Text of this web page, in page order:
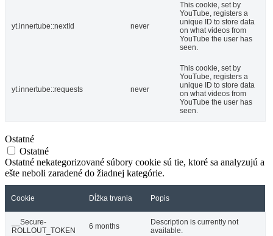
yt.innertube::nextId never
This cookie, set by
YouTube, registers a
unique ID to store data
on what videos from
YouTube the user has
seen.
yt.innertube::requests never
This cookie, set by
YouTube, registers a
unique ID to store data
on what videos from
YouTube the user has
seen.
Ostatné
Ostatné
Ostatné nekategorizované súbory cookie sú tie, ktoré sa analyzujú a
ešte neboli zaradené do žiadnej kategórie.
Cookie Dĺžka trvania Popis
__Secure-
ROLLOUT_TOKEN
6 months
Description is currently not
available.